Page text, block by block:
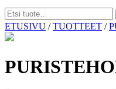
Skip
to
ETUSIVU /TUOTTEET /